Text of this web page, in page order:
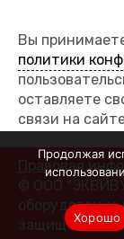
Вы
политики
оставляете
связи на
Правовая
© ООО
защищены.
Продолжая
Хорошо